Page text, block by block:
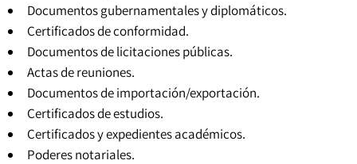
Documentos gubernamentales y diplomáticos.
Certificados de conformidad.
Documentos de licitaciones públicas.
Actas de reuniones.
Documentos de importación/exportación.
Certificados de estudios.
Certificados y expedientes académicos.
Poderes notariales.